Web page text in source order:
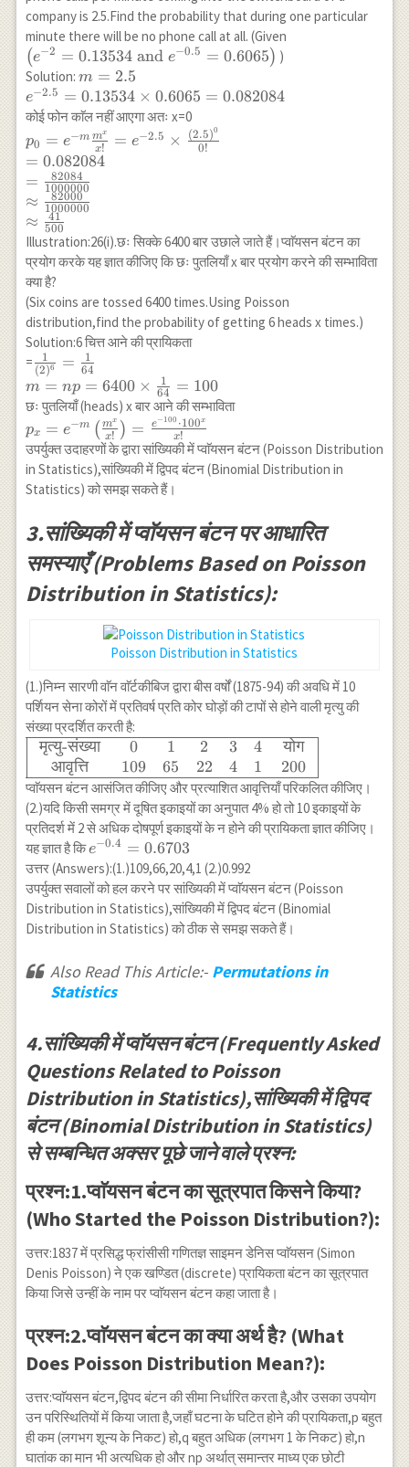
company is 2.5.Find the probability that during one particular
minute there will be no phone call at all. (Given
(e−2 = 0.13534and e−0.5 = 0.6065) )
Solution: m=2.5\\
e^{-2.5}=0.13534
\times
0.6065=0.082084
m = 2.5
e−2.5 = 0.13534 × 0.6065 = 0.082084
कोई फोन काॅल नहीं आएगा अतः x=0
p_0=e^{-m}
\frac{m^x}
{x!}=e^{-2.5}
\times
\frac{(2.5)^0}
{0!} \\
=0.082084 \\
=\frac{82084}
{1000000} \\
\approx
\frac{82000}
{1000000} \\
\approx
\frac{41}
{500}
p0 = e−m
x!
mx = e−2.5 × 0!
(2.5)0
= 0.082084
=
1000000
82084
≈ 1000000
82000
≈ 500
41
Illustration:26(i).छः सिक्के 6400 बार उछाले जाते हैं।प्वाॅयसन बंटन का
प्रयोग करके यह ज्ञात कीजिए कि छः पुतलियाँ x बार प्रयोग करने की सम्भाविता
क्या है?
(Six coins are tossed 6400 times.Using Poisson
distribution,find the probability of getting 6 heads x times.)
Solution:6 चित्त आने की प्रायिकता
=\frac{1}
{(2)^6}=\frac{1}
{64} \\ m=n
p=6400 \times
\frac{1}
{64}=100
(2)6
1 = 64
1
m = np = 6400 × 64
1 = 100
छः पुतलियाँ (heads) x बार आने की सम्भाविता
p_x=e^{-
m}\left(\frac{m^x}
{x!}\right)=\frac{e^{-100}
\cdot 100^x}{x!}
px = e−m ( x!
mx
) = x!
e− 100 ⋅100x
उपर्युक्त उदाहरणों के द्वारा सांख्यिकी में प्वाॅयसन बंटन (Poisson Distribution
in Statistics),सांख्यिकी में द्विपद बंटन (Binomial Distribution in
Statistics) को समझ सकते हैं।
3.सांख्यिकी में प्वाॅयसन बंटन पर आधारित
समस्याएँ (Problems Based on Poisson
Distribution in Statistics):
Poisson Distribution in Statistics
(1.)निम्न सारणी वाॅन वाॅर्टकीबिज द्वारा बीस वर्षों (1875-94) की अवधि में 10
पर्शियन सेना कोरों में प्रतिवर्ष प्रति कोर घोड़ों की टापों से होने वाली मृत्यु की
संख्या प्रदर्शित करती है:
\begin{array}
{|ccccccc|}
\hline \text{
मृत्यु-संख्या } &
0 & 1 & 2 & 3
& 4 & \text {
योग } \\
\text{ आवृत्ति }
& 109 & 65 &
22 & 4 & 1 &
200 \\ \hline
मृत्यु-संख्या
आवृत्ति
0
109
1
65
2
22
3
4
4
1
योग
200
प्वाॅयसन बंटन आसंजित कीजिए और प्रत्याशित आवृत्तियाँ परिकलित कीजिए।
(2.)यदि किसी समग्र में दूषित इकाइयों का अनुपात 4% हो तो 10 इकाइयों के
प्रतिदर्श में 2 से अधिक दोषपूर्ण इकाइयों के न होने की प्रायिकता ज्ञात कीजिए।
यह ज्ञात है किe^{-0.4}=0.6703
e−0.4 = 0.6703
उत्तर (Answers):(1.)109,66,20,4,1 (2.)0.992
उपर्युक्त सवालों को हल करने पर सांख्यिकी में प्वाॅयसन बंटन (Poisson
Distribution in Statistics),सांख्यिकी में द्विपद बंटन (Binomial
Distribution in Statistics) को ठीक से समझ सकते हैं।
Also Read This Article:- Permutations in
Statistics
4.सांख्यिकी में प्वाॅयसन बंटन (Frequently Asked
Questions Related to Poisson
Distribution in Statistics),सांख्यिकी में द्विपद
बंटन (Binomial Distribution in Statistics)
से सम्बन्धित अक्सर पूछे जाने वाले प्रश्न:
प्रश्न:1.प्वाॅयसन बंटन का सूत्रपात किसने किया?
(Who Started the Poisson Distribution?):
उत्तर:1837 में प्रसिद्ध फ्रांसीसी गणितज्ञ साइमन डेनिस प्वाॅयसन (Simon
Denis Poisson) ने एक खण्डित (discrete) प्रायिकता बंटन का सूत्रपात
किया जिसे उन्हीं के नाम पर प्वाॅयसन बंटन कहा जाता है।
प्रश्न:2.प्वाॅयसन बंटन का क्या अर्थ है? (What
Does Poisson Distribution Mean?):
उत्तर:प्वाॅयसन बंटन,द्विपद बंटन की सीमा निर्धारित करता है,और उसका उपयोग
उन परिस्थितियों में किया जाता है,जहाँ घटना के घटित होने की प्रायिकता,p बहुत
ही कम (लगभग शून्य के निकट) हो,q बहुत अधिक (लगभग 1 के निकट) हो,n
घातांक का मान भी अत्यधिक हो और np अर्थात् समान्तर माध्य एक छोटी